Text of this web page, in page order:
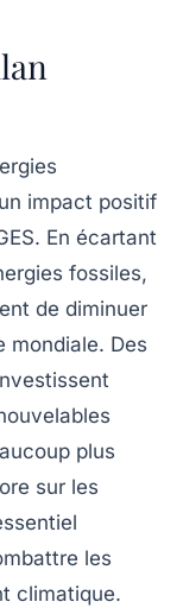
impact positif
En écartant
fossiles,
de diminuer
mondiale. Des
plus
sur les
les
climatique.